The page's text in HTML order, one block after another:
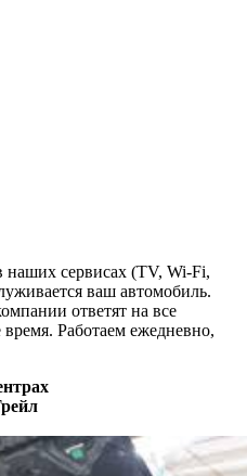
сервисах (TV, Wi-Fi,
ваш автомобиль.
ответят на все
Работаем ежедневно,